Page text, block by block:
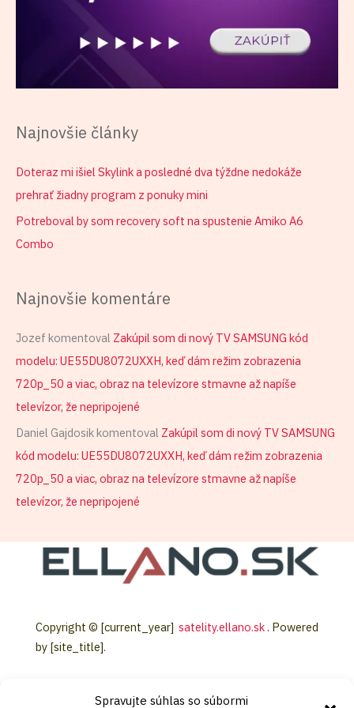
Spravujte súhlas so súbormi
Najnovšie články
Doteraz mi išiel Skylink a posledné dva týždne nedokáže
prehrať žiadny program z ponuky mini
Potreboval by som recovery soft na spustenie Amiko A6
Combo
Najnovšie komentáre
Jozef komentoval Zakúpil som di nový TV SAMSUNG kód
modelu: UE55DU8072UXXH, keď dám režim zobrazenia
720p_50 a viac, obraz na televízore stmavne až napíše
televízor, že nepripojené
Daniel Gajdosikkomentoval Zakúpil som di nový TV SAMSUNG
kód modelu: UE55DU8072UXXH, keď dám režim zobrazenia
720p_50 a viac, obraz na televízore stmavne až napíše
televízor, že nepripojené
Copyright © [current_year] satelity.ellano.sk. Powered
by [site_title].